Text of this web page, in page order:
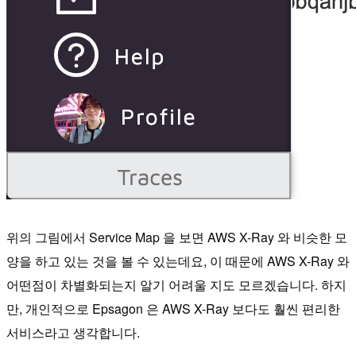
위의 그림에서 Service Map 을 보면 AWS X-Ray 와 비슷한 모
양을 하고 있는 것을 볼 수 있는데요, 이 때문에 AWS X-Ray 와
어떤점이 차별화되는지 알기 어려울 지도 모르겠습니다. 하지
만, 개인적으로 Epsagon 은 AWS X-Ray 보다도 훨씬 편리한
서비스라고 생각합니다.